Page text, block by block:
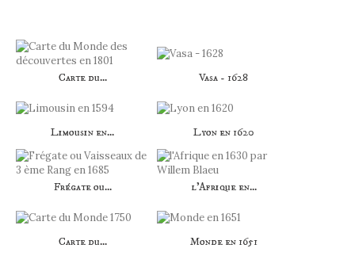
Carte du... Vasa - 1628
Limousin en... Lyon en 1620
Frégate ou... l'Afrique en...
Carte du... Monde en 1651